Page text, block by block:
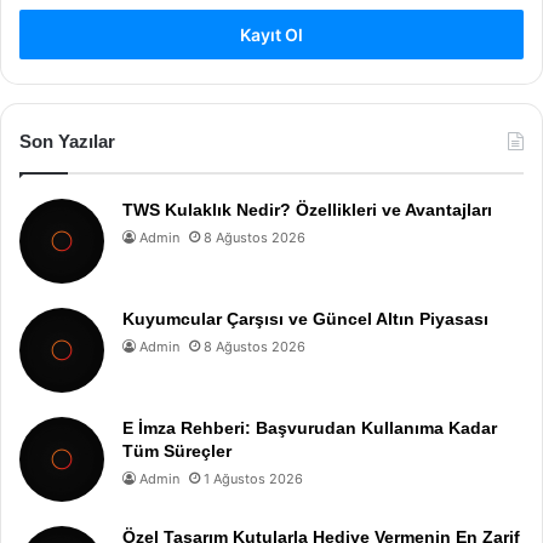
Kayıt Ol
Son Yazılar
TWS Kulaklık Nedir? Özellikleri ve Avantajları
Admin 8 Ağustos 2026
Kuyumcular Çarşısı ve Güncel Altın Piyasası
Admin 8 Ağustos 2026
E İmza Rehberi: Başvurudan Kullanıma Kadar
Tüm Süreçler
Admin 1 Ağustos 2026
Özel Tasarım Kutularla Hediye Vermenin En Zarif